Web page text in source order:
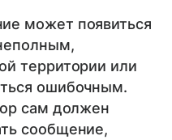
может появиться
территории или
ошибочным.
сам должен
сообщение,